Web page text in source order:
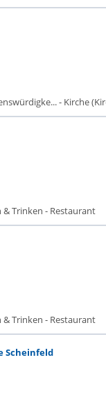
- Kirche
& Trinken - Restaurant
& Trinken - Restaurant
Scheinfeld